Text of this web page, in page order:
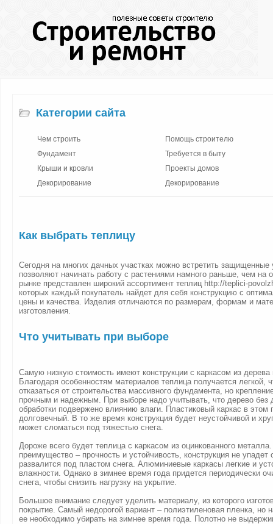
Категории сайта
Чем строить
Фундамент
Крыши и кровли
Декорирование
Помощь строителю
Требуется в быту
Проекты домов
Декорирование
Как выбрать теплицу
Сегодня на многих дачных участках можно встретить защищенные
позволяют начинать работу с растениями намного раньше, чем на
рынке представлен широкий ассортимент теплиц http://teplici-
которых каждый покупатель найдет для себя конструкцию с
цены и качества. Изделия отличаются по размерам, формам и
изготовления.
Что учитывать при выборе
Самую низкую стоимость имеют конструкции с каркасом из дерева
Благодаря особенностям материалов теплица получается легкой,
отказаться от строительства массивного фундамента, но
прочным и надежным. При выборе надо учитывать, что дерево без
обработки подвержено влиянию влаги. Пластиковый каркас в этом
долговечный. В то же время конструкция будет неустойчивой и
может сломаться под тяжестью снега.
Дороже всего будет теплица с каркасом из оцинкованного
преимущество – прочность и устойчивость, конструкция не упадет
развалится под пластом снега. Алюминиевые каркасы легкие и
влажности. Однако в зимнее время года придется периодически
снега, чтобы снизить нагрузку на укрытие.
Большое внимание следует уделить материалу, из которого
покрытие. Самый недорогой вариант – полиэтиленовая пленка, но
ее необходимо убирать на зимнее время года. Полотно не